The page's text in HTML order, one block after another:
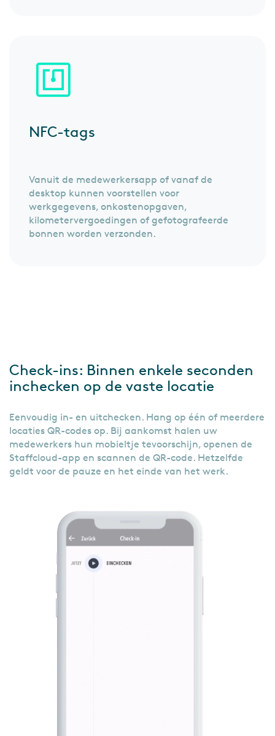
NFC-tags
Vanuit de medewerkersapp of vanaf de
desktop kunnen voorstellen voor
werkgegevens, onkostenopgaven,
kilometervergoedingen of gefotografeerde
bonnen worden verzonden.
Check-ins: Binnen enkele seconden
inchecken op de vaste locatie
Eenvoudig in- en uitchecken. Hang op één of meerdere
locaties QR-codes op. Bij aankomst halen uw
medewerkers hun mobieltje tevoorschijn, openen de
Staffcloud-app en scannen de QR-code. Hetzelfde
geldt voor de pauze en het einde van het werk.